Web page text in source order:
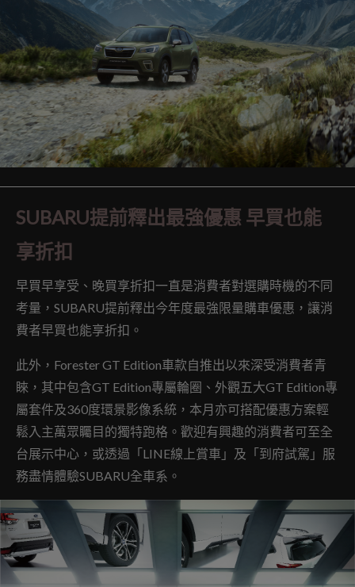
SUBARU提前釋出最強優惠 早買也能
享折扣
早買早享受、晚買享折扣一直是消費者對選購時機的不同
考量，SUBARU提前釋出今年度最強限量購車優惠，讓消
費者早買也能享折扣。
此外，Forester GT Edition車款自推出以來深受消費者青
睞，其中包含GT Edition專屬輪圈、外觀五大GT Edition專
屬套件及360度環景影像系統，本月亦可搭配優惠方案輕
鬆入主萬眾矚目的獨特跑格。歡迎有興趣的消費者可至全
台展示中心，或透過「LINE線上賞車」及「到府試駕」服
務盡情體驗SUBARU全車系。